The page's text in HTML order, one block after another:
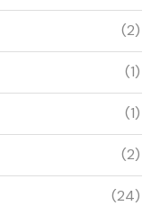
(2)
(1)
(1)
(2)
(24)